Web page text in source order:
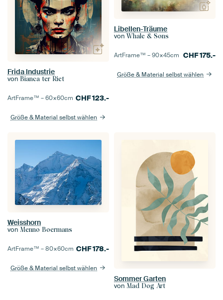
Frida Industrie
von Bianca ter Riet
ArtFrame™ –60×60cm CHF123.-
Größe & Material selbst wählen
Libellen-Träume
von Whale & Sons
ArtFrame™ –90×45cm CHF175.-
Größe & Material selbst wählen
Weisshorn
von Menno Boermans
ArtFrame™ –80×60cm CHF178.-
Größe & Material selbst wählen
Sommer Garten
von Mad Dog Art